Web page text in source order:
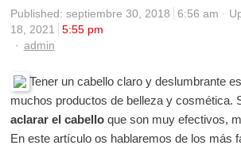
Published: septiembre 30, 2018 6:56 am
18, 2021
5:55 pm
Author
admin
Tener un cabello claro y deslumbrante
muchos productos de belleza y cosmética.
aclarar el cabelloque son muy efectivos,
En este artículo os hablaremos de los más